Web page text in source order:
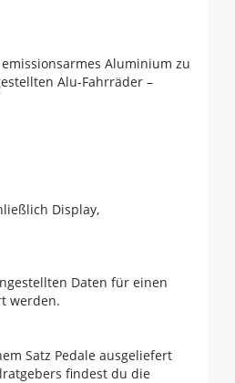
Aluminium zu
Alu-Fahrräder –
Display,
Daten für einen
werden.
Satz Pedale ausgeliefert
findest du die